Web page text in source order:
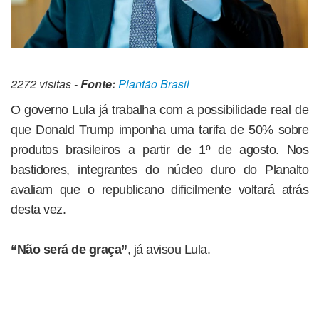
2272 visitas -Fonte:Plantão Brasil
O governo Lula já trabalha com a possibilidade real de
que Donald Trump imponha uma tarifa de 50% sobre
produtos brasileiros a partir de 1º de agosto. Nos
bastidores, integrantes do núcleo duro do Planalto
avaliam que o republicano dificilmente voltará atrás
desta vez.
“Não será de graça”, já avisou Lula.